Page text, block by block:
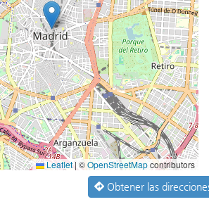
Leaflet| ©OpenStreetMapcontributors
Obtener las